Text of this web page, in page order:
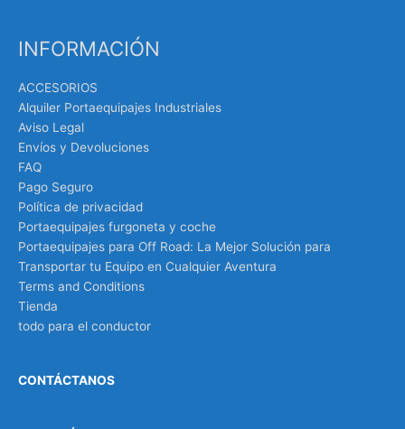
INFORMACIÓN
ACCESORIOS
Alquiler Portaequipajes Industriales
Aviso Legal
Envíos y Devoluciones
FAQ
Pago Seguro
Política de privacidad
Portaequipajes furgoneta y coche
Portaequipajes para Off Road: La Mejor Solución para
Transportar tu Equipo en Cualquier Aventura
Terms and Conditions
Tienda
todo para el conductor
CONTÁCTANOS